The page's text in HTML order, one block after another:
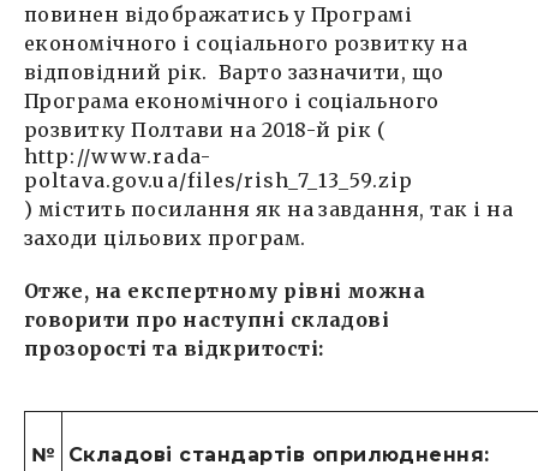
повинен відображатись у Програмі
економічного і соціального розвитку на
відповідний рік. Варто зазначити, що
Програма економічного і соціального
розвитку Полтави на 2018-й рік (
http://www.rada-
poltava.gov.ua/files/rish_7_13_59.zip
) містить посилання як на завдання, так і на
заходи цільових програм.
Отже, на експертному рівні можна
говорити про наступні складові
прозорості та відкритості:
№ Складові стандартів оприлюднення: